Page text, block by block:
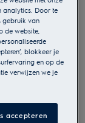
analytics. Door te
gebruik van
de website,
blokkeer je
en op de
verwijzen we je
accepteren